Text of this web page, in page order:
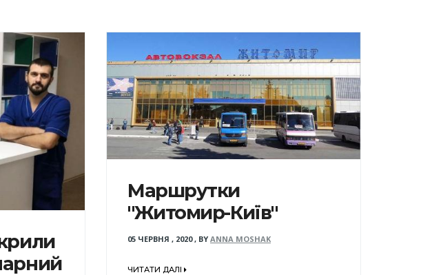
Маршрутки
"Житомир-Київ"
05 ЧЕРВНЯ , 2020, BY ANNA MOSHAK
ЧИТАТИ ДАЛІ